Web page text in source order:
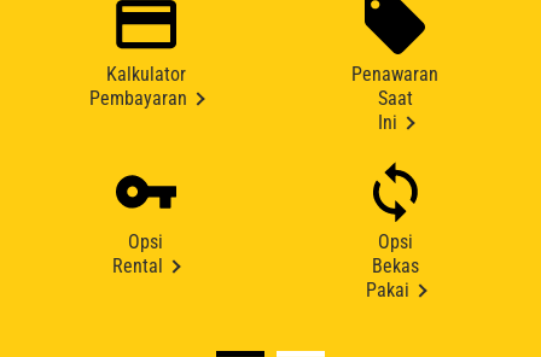
Kalkulator
Pembayaran
Penawaran
Saat
Ini
Opsi
Rental
Opsi
Bekas
Pakai